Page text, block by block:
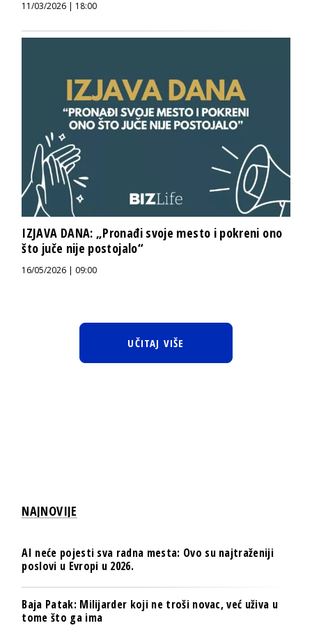
11/03/2026 | 18:00
IZJAVA DANA: „Pronađi svoje mesto i pokreni ono
što juče nije postojalo“
16/05/2026 | 09:00
UČITAJ VIŠE
NAJNOVIJE
AI neće pojesti sva radna mesta: Ovo su najtraženiji
poslovi u Evropi u 2026.
Baja Patak: Milijarder koji ne troši novac, već uživa u
tome što ga ima